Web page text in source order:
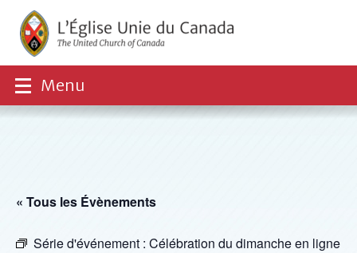
Menu
« Tous les Évènements
Série d'événement : Célébration du dimanche en ligne